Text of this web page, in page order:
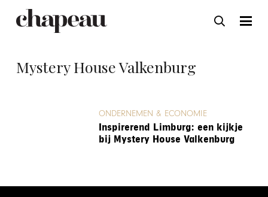
Mystery House Valkenburg
ONDERNEMEN & ECONOMIE
Inspirerend Limburg: een kijkje
bij Mystery House Valkenburg